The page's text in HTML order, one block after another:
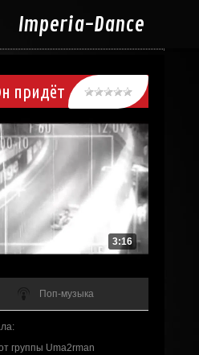
Imperia-Dance
придёт
3:16
Поп-музыка
:
группы Uma2rman